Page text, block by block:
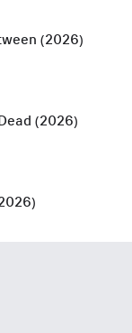
(2026)
(2026)